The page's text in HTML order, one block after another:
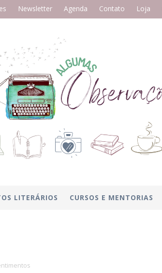
Newsletter Agenda Contato Loja
LITERÁRIOS CURSOS E MENTORIAS